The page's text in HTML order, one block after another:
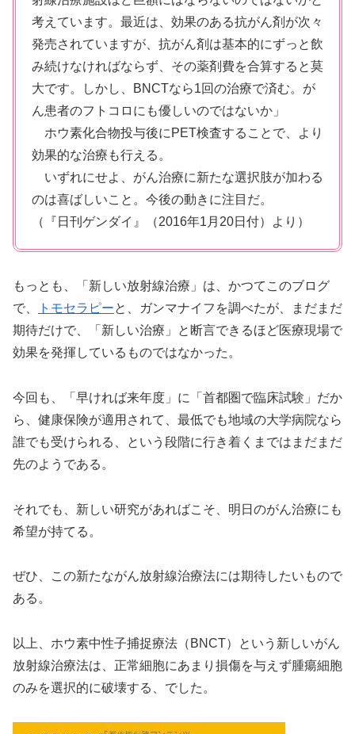
考えています。最近は、効果のある抗がん剤が次々
発売されていますが、抗がん剤は基本的にずっと飲
み続けなければならず、その薬剤費を合算すると莫
大です。しかし、BNCTなら1回の治療で済む。が
ん患者のフトコロにも優しいのではないか」
ホウ素化合物投与後にPET検査することで、より
効果的な治療も行える。
いずれにせよ、がん治療に新たな選択肢が加わる
のは喜ばしいこと。今後の動きに注目だ。
（『日刊ゲンダイ』（2016年1月20日付）より）
もっとも、「新しい放射線治療」は、かつてこのブログ
で、
トモセラピーと、ガンマナイフを調べたが、まだまだ
期待だけで、「新しい治療」と断言できるほど医療現場で
効果を発揮しているものではなかった。
今回も、「早ければ来年度」に「首都圏で臨床試験」だか
ら、健康保険が適用されて、最低でも地域の大学病院なら
誰でも受けられる、という段階に行き着くまではまだまだ
先のようである。
それでも、新しい研究があればこそ、明日のがん治療にも
希望が持てる。
ぜひ、この新たながん放射線治療法には期待したいもので
ある。
以上、ホウ素中性子捕捉療法（BNCT）という新しいがん
放射線治療法は、正常細胞にあまり損傷を与えず腫瘍細胞
のみを選択的に破壊する、でした。